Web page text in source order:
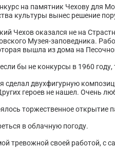
на памятник Чехову для
культуры вынес решение
Чехов оказался не на
Музея-заповедника.
вышла из дома на
бы не конкурсы в 1960
сделал двухфигурную
героев не нашел. Очень
торжественное
в облачную погоду.
тревожной своей работой,